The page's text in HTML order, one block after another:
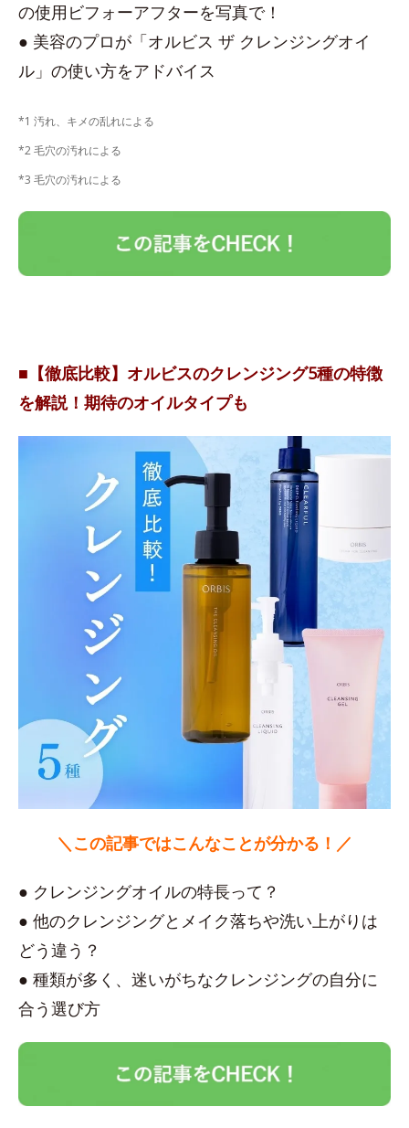
の使用ビフォーアフターを写真で！
● 美容のプロが「オルビス ザ クレンジングオイ
ル」の使い方をアドバイス
*1 汚れ、キメの乱れによる
*2 毛穴の汚れによる
*3 毛穴の汚れによる
■【徹底比較】オルビスのクレンジング5種の特徴
を解説！期待のオイルタイプも
＼この記事ではこんなことが分かる！／
● クレンジングオイルの特長って？
● 他のクレンジングとメイク落ちや洗い上がりは
どう違う？
● 種類が多く、迷いがちなクレンジングの自分に
合う選び方